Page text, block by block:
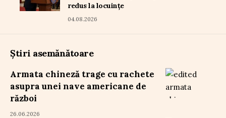
redus la locuințe
04.08.2026
Știri asemănătoare
Armata chineză trage cu rachete
asupra unei nave americane de
război
26.06.2026